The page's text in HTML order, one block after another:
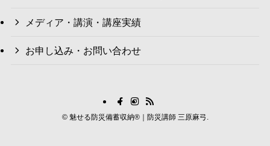
メディア・講演・講座実績
お申し込み・お問い合わせ
©魅せる防災備蓄収納®｜防災講師 三原麻弓.